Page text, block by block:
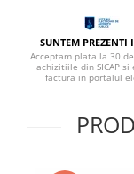
SUNTEM PREZENTI
Acceptam plata la 30
achizitiile din SICAP si
factura in portalul